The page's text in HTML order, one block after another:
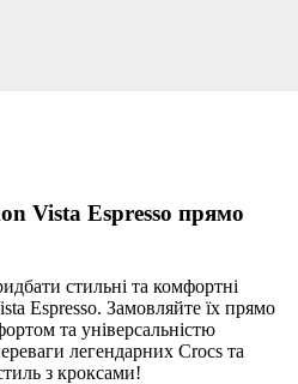
Vista Espresso прямо
стильні та комфортні
Espresso. Замовляйте їх прямо
та універсальністю
легендарних Crocs та
з кроксами!